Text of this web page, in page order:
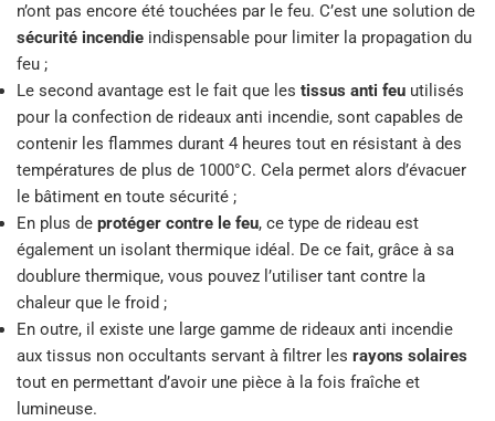
n’ont pas encore été touchées par le feu. C’est une solution de
sécurité incendie indispensable pour limiter la propagation du
feu ;
Le second avantage est le fait que les tissus anti feu utilisés
pour la confection de rideaux anti incendie, sont capables de
contenir les flammes durant 4 heures tout en résistant à des
températures de plus de 1000°C. Cela permet alors d’évacuer
le bâtiment en toute sécurité ;
En plus de protéger contre le feu, ce type de rideau est
également un isolant thermique idéal. De ce fait, grâce à sa
doublure thermique, vous pouvez l’utiliser tant contre la
chaleur que le froid ;
En outre, il existe une large gamme de rideaux anti incendie
aux tissus non occultants servant à filtrer les rayons solaires
tout en permettant d’avoir une pièce à la fois fraîche et
lumineuse.